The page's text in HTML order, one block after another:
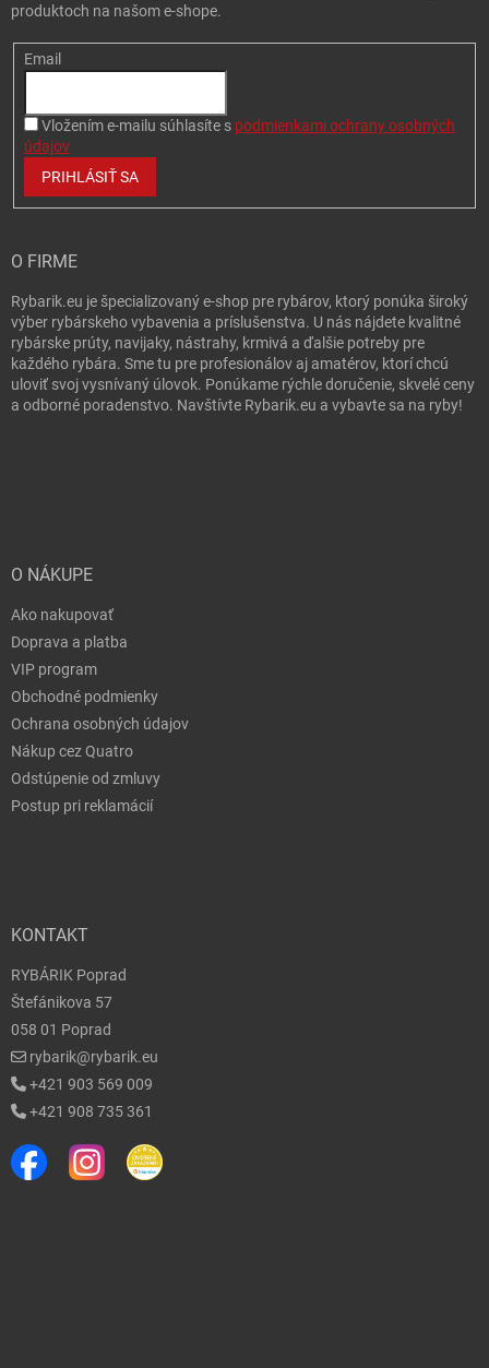
produktoch na našom e-shope.
Email
Vložením e-mailu súhlasíte s podmienkami ochrany osobných
údajov
PRIHLÁSIŤ SA
O FIRME
Rybarik.eu je špecializovaný e-shop pre rybárov, ktorý ponúka široký
výber rybárskeho vybavenia a príslušenstva. U nás nájdete kvalitné
rybárske prúty, navijaky, nástrahy, krmivá a ďalšie potreby pre
každého rybára. Sme tu pre profesionálov aj amatérov, ktorí chcú
uloviť svoj vysnívaný úlovok. Ponúkame rýchle doručenie, skvelé ceny
a odborné poradenstvo. Navštívte Rybarik.eu a vybavte sa na ryby!
O NÁKUPE
Ako nakupovať
Doprava a platba
VIP program
Obchodné podmienky
Ochrana osobných údajov
Nákup cez Quatro
Odstúpenie od zmluvy
Postup pri reklamácií
KONTAKT
RYBÁRIK Poprad
Štefánikova 57
058 01 Poprad
rybarik@rybarik.eu
+421 903 569 009
+421 908 735 361